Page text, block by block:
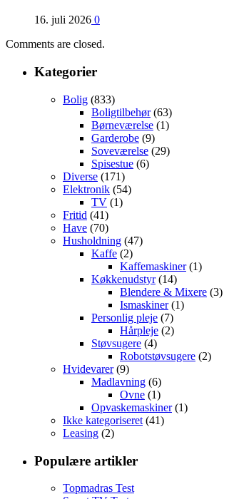
16. juli 2026 0
Comments are closed.
Kategorier
Bolig (833)
Boligtilbehør(63)
Børneværelse (1)
Garderobe (9)
Soveværelse (29)
Spisestue (6)
Diverse (171)
Elektronik (54)
TV (1)
Fritid (41)
Have (70)
Husholdning (47)
Kaffe (2)
Kaffemaskiner(1)
Køkkenudstyr(14)
Blendere & Mixere (3)
Ismaskiner(1)
Personlig pleje (7)
Hårpleje (2)
Støvsugere (4)
Robotstøvsugere (2)
Hvidevarer(9)
Madlavning (6)
Ovne (1)
Opvaskemaskiner(1)
Ikke kategoriseret (41)
Leasing (2)
Populære artikler
Topmadras Test